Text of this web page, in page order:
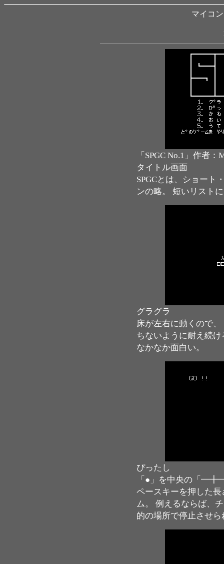
マイコ
「SPGC No.1」作者：
タイトル画面
SPGCとは、ショート
ンの略。 短いリスト
グラグラ
床が左右に動くので
ちないように耐え続
なかなか面白い。
ぴったし
「●」を中央の「
ペースキーを押した
ム。 例えるならば、
的の場所で停止させ